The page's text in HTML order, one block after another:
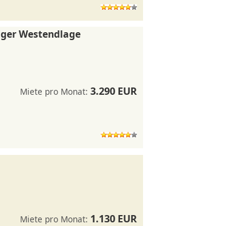
Westendlage
Miete pro Monat: 3.290 EUR
Miete pro Monat: 1.130 EUR